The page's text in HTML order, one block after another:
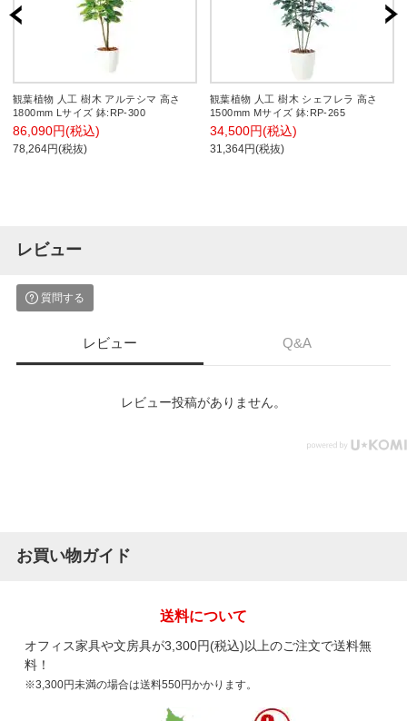
観葉植物 人工 樹木 アルテシマ 高さ
1800mm Lサイズ 鉢:RP-300
86,090円(税込)
78,264円(税抜)
観葉植物 人工 樹木 シェフレラ 高さ
1500mm Mサイズ 鉢:RP-265
34,500円(税込)
31,364円(税抜)
レビュー
質問する
レビュー Q&A
レビュー投稿がありません。
お買い物ガイド
送料について
オフィス家具や文房具が3,300円(税込)以上のご注文で送料無
料！
※3,300円未満の場合は送料550円かかります。